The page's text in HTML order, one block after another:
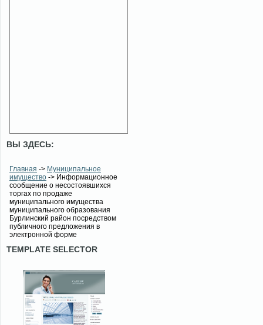
ВЫ ЗДЕСЬ:
Главная -> Муниципальное
имущество -> Информационное
сообщение о несостоявшихся
торгах по продаже
муниципального имущества
муниципального образования
Бурлинский район посредством
публичного предложения в
электронной форме
TEMPLATE SELECTOR